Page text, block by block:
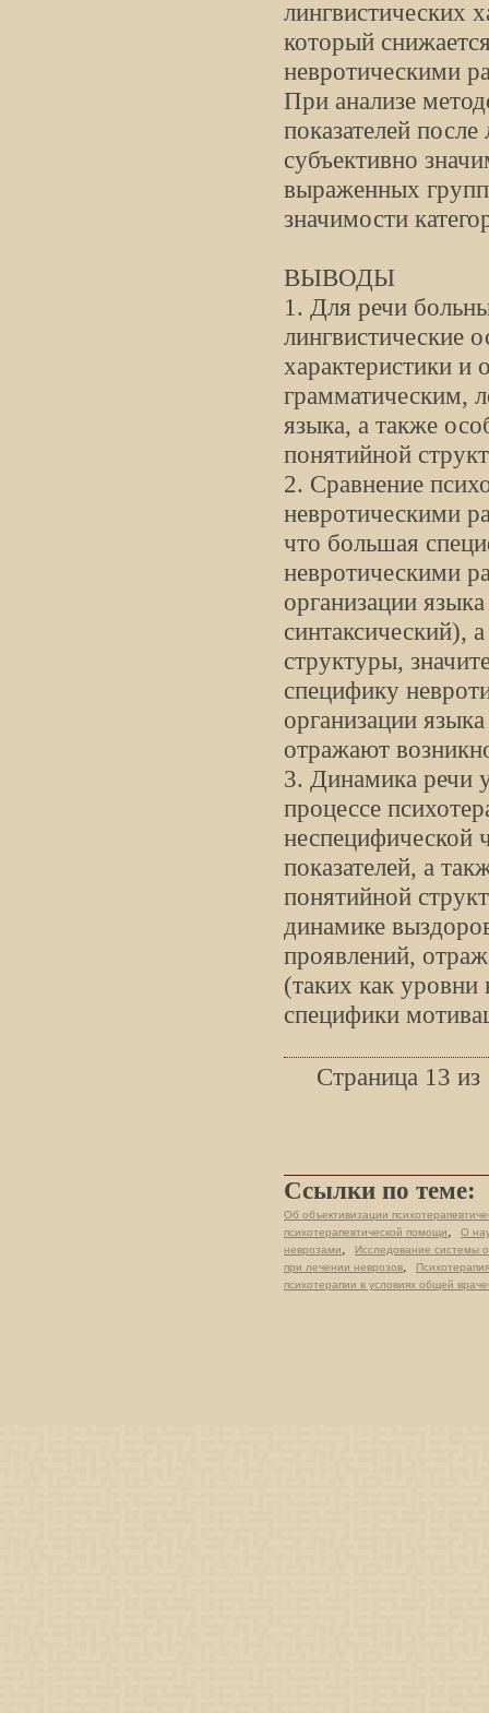
лингвистических
который
невротическими
При анализе
показателей
субъективно
выраженных
значимости
ВЫВОДЫ
1. Для речи
лингвистические
характеристики и
грамматическим,
языка, а также
понятийной
2. Сравнение
невротическими
что большая
невротическими
организации
синтаксический),
структуры,
специфику
организации
отражают
3. Динамика речи
процессе
неспецифической
показателей, а
понятийной
динамике
проявлений,
(таких как уровни
специфики
Страница 13
Ссылки по теме:
Об объективизации
психотерапевтической помощи,
О
неврозами,
Исследование системы
при лечении неврозов,
психотерапии в условиях общей